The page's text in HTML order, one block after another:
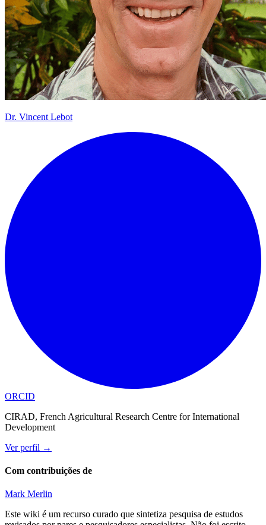
Dr. Vincent Lebot
ORCID
CIRAD, French Agricultural Research Centre for International
Development
Ver perfil →
Com contribuições de
Mark Merlin
Este wiki é um recurso curado que sintetiza pesquisa de estudos